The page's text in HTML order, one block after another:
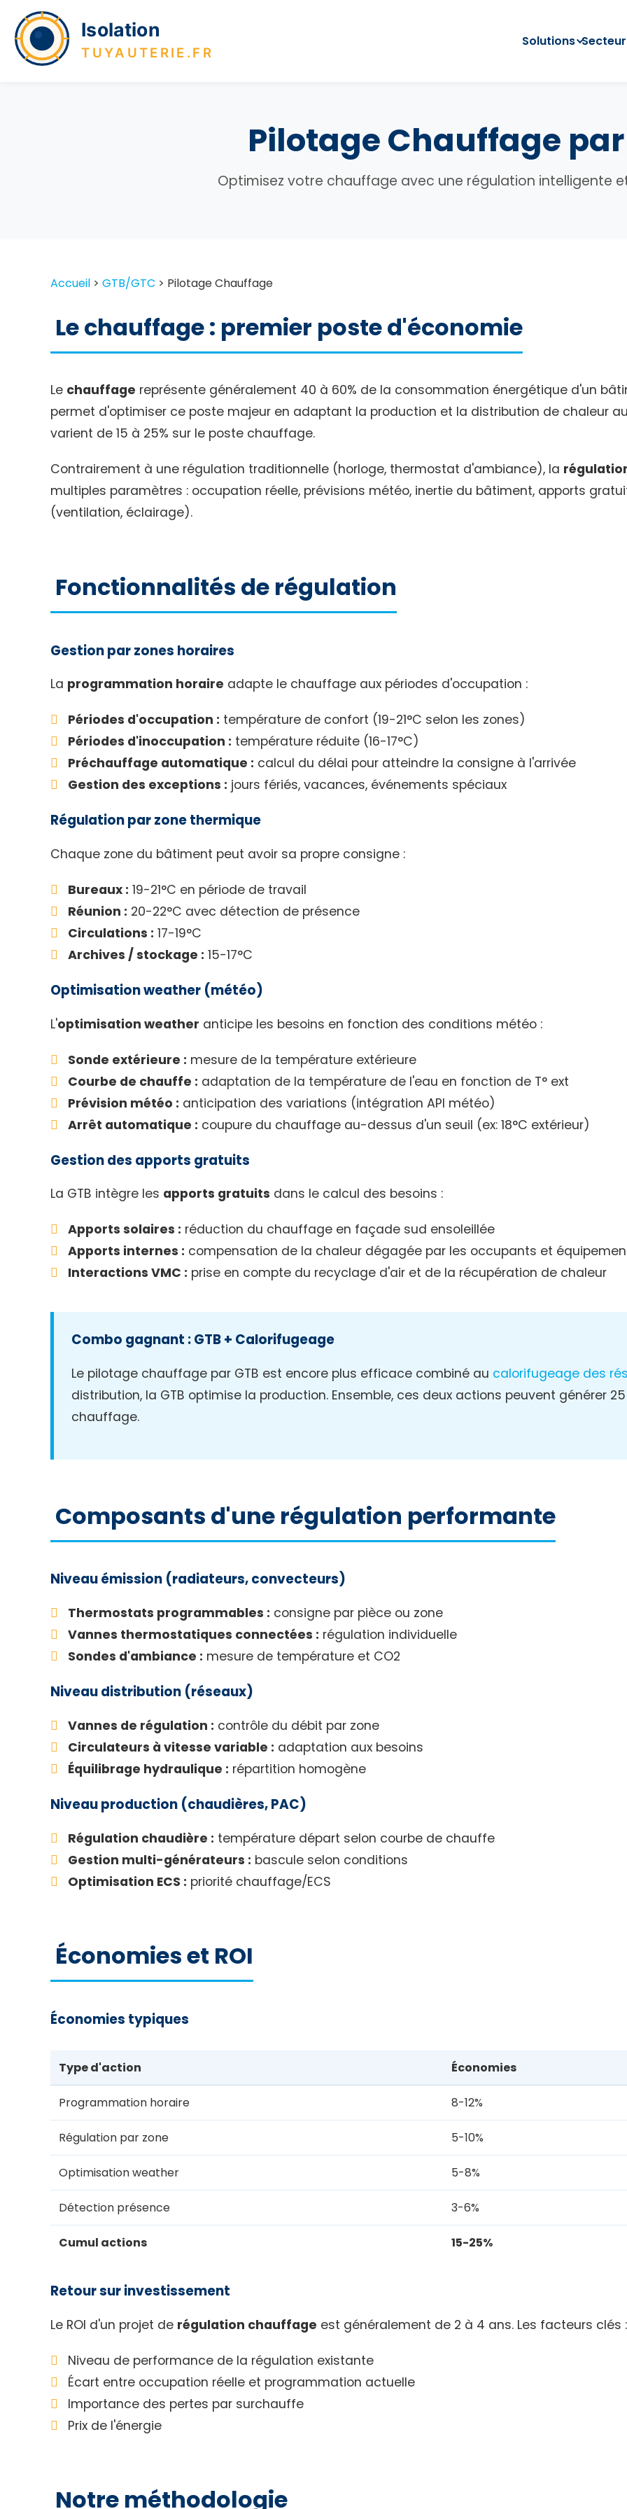
Solutions
Pilotage Chauffage par
Optimisez votre chauffage avec une régulation intelligente
Accueil > GTB/GTC > Pilotage Chauffage
Le chauffage : premier poste d'économie
Le chauffage représente généralement 40 à 60% de la consommation énergétique d'un
permet d'optimiser ce poste majeur en adaptant la production et la distribution de chaleur
varient de 15 à 25% sur le poste chauffage.
Contrairement à une régulation traditionnelle (horloge, thermostat d'ambiance), la
multiples paramètres : occupation réelle, prévisions météo, inertie du bâtiment, apports
(ventilation, éclairage).
Fonctionnalités de régulation
Gestion par zones horaires
La programmation horaire adapte le chauffage aux périodes d'occupation :
Périodes d'occupation : température de confort (19-21°C selon les zones)
Périodes d'inoccupation : température réduite (16-17°C)
Préchauffage automatique : calcul du délai pour atteindre la consigne à l'arrivée
Gestion des exceptions : jours fériés, vacances, événements spéciaux
Régulation par zone thermique
Chaque zone du bâtiment peut avoir sa propre consigne :
Bureaux : 19-21°C en période de travail
Réunion : 20-22°C avec détection de présence
Circulations : 17-19°C
Archives / stockage : 15-17°C
Optimisation weather (météo)
L'optimisation weather anticipe les besoins en fonction des conditions météo :
Sonde extérieure : mesure de la température extérieure
Courbe de chauffe : adaptation de la température de l'eau en fonction de T° ext
Prévision météo : anticipation des variations (intégration API météo)
Arrêt automatique : coupure du chauffage au-dessus d'un seuil (ex: 18°C extérieur)
Gestion des apports gratuits
La GTB intègre les apports gratuits dans le calcul des besoins :
Apports solaires : réduction du chauffage en façade sud ensoleillée
Apports internes : compensation de la chaleur dégagée par les occupants et
Interactions VMC : prise en compte du recyclage d'air et de la récupération de chaleur
Combo gagnant : GTB + Calorifugeage
Le pilotage chauffage par GTB est encore plus efficace combiné au calorifugeage des
distribution, la GTB optimise la production. Ensemble, ces deux actions peuvent générer
chauffage.
Composants d'une régulation performante
Niveau émission (radiateurs, convecteurs)
Thermostats programmables : consigne par pièce ou zone
Vannes thermostatiques connectées : régulation individuelle
Sondes d'ambiance : mesure de température et CO2
Niveau distribution (réseaux)
Vannes de régulation : contrôle du débit par zone
Circulateurs à vitesse variable : adaptation aux besoins
Équilibrage hydraulique : répartition homogène
Niveau production (chaudières, PAC)
Régulation chaudière : température départ selon courbe de chauffe
Gestion multi-générateurs : bascule selon conditions
Optimisation ECS : priorité chauffage/ECS
Économies et ROI
Économies typiques
Type d'action Économies
Programmation horaire 8-12%
Régulation par zone 5-10%
Optimisation weather 5-8%
Détection présence 3-6%
Cumul actions 15-25%
Retour sur investissement
Le ROI d'un projet de régulation chauffage est généralement de 2 à 4 ans. Les facteurs clés :
Niveau de performance de la régulation existante
Écart entre occupation réelle et programmation actuelle
Importance des pertes par surchauffe
Prix de l'énergie
Notre méthodologie